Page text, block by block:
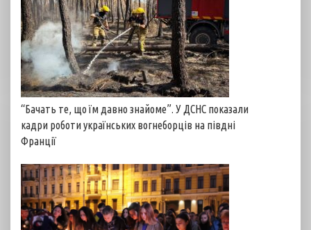
“Бачать те, що їм давно знайоме”. У ДСНС показали
кадри роботи українських вогнеборців на півдні
Франції